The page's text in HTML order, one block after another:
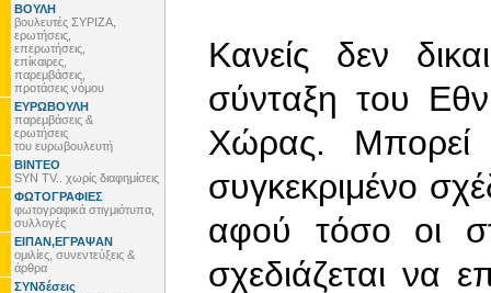
ΒΟΥΛΗ
βουλευτές ΣΥΡΙΖΑ,
ερωτήσεις,
επερωτήσεις,
επίκαιρες,
παρεμβάσεις,
προτάσεις νόμου
ΕΥΡΩΒΟΥΛΗ
παρεμβάσεις &
ερωτήσεις
του ευρωβουλευτή
ΒΙΝΤΕΟ
SYN TV.. χωρίς διαφημίσεις
ΦΩΤΟΓΡΑΦΙΕΣ
φωτογραφικά στιγμιότυπα,
συλλογές
ΕΙΠΑΝ,ΕΓΡΑΨΑΝ
ομιλίες, συνεντεύξεις &
άρθρα
ΣΥΝδέσεις
Κανείς δεν
σύνταξη του
Χώρας.
συγκεκριμένο
αφού τόσο οι
σχεδιάζεται να